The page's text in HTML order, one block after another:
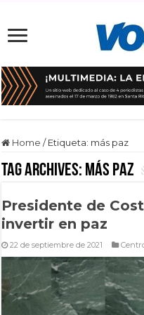
Home / Etiqueta: más paz
Tag Archives: más paz
Presidente de
invertir en paz
22 de septiembre de 2021